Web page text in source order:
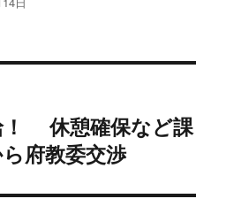
！ 休憩確保など課
府教委交渉